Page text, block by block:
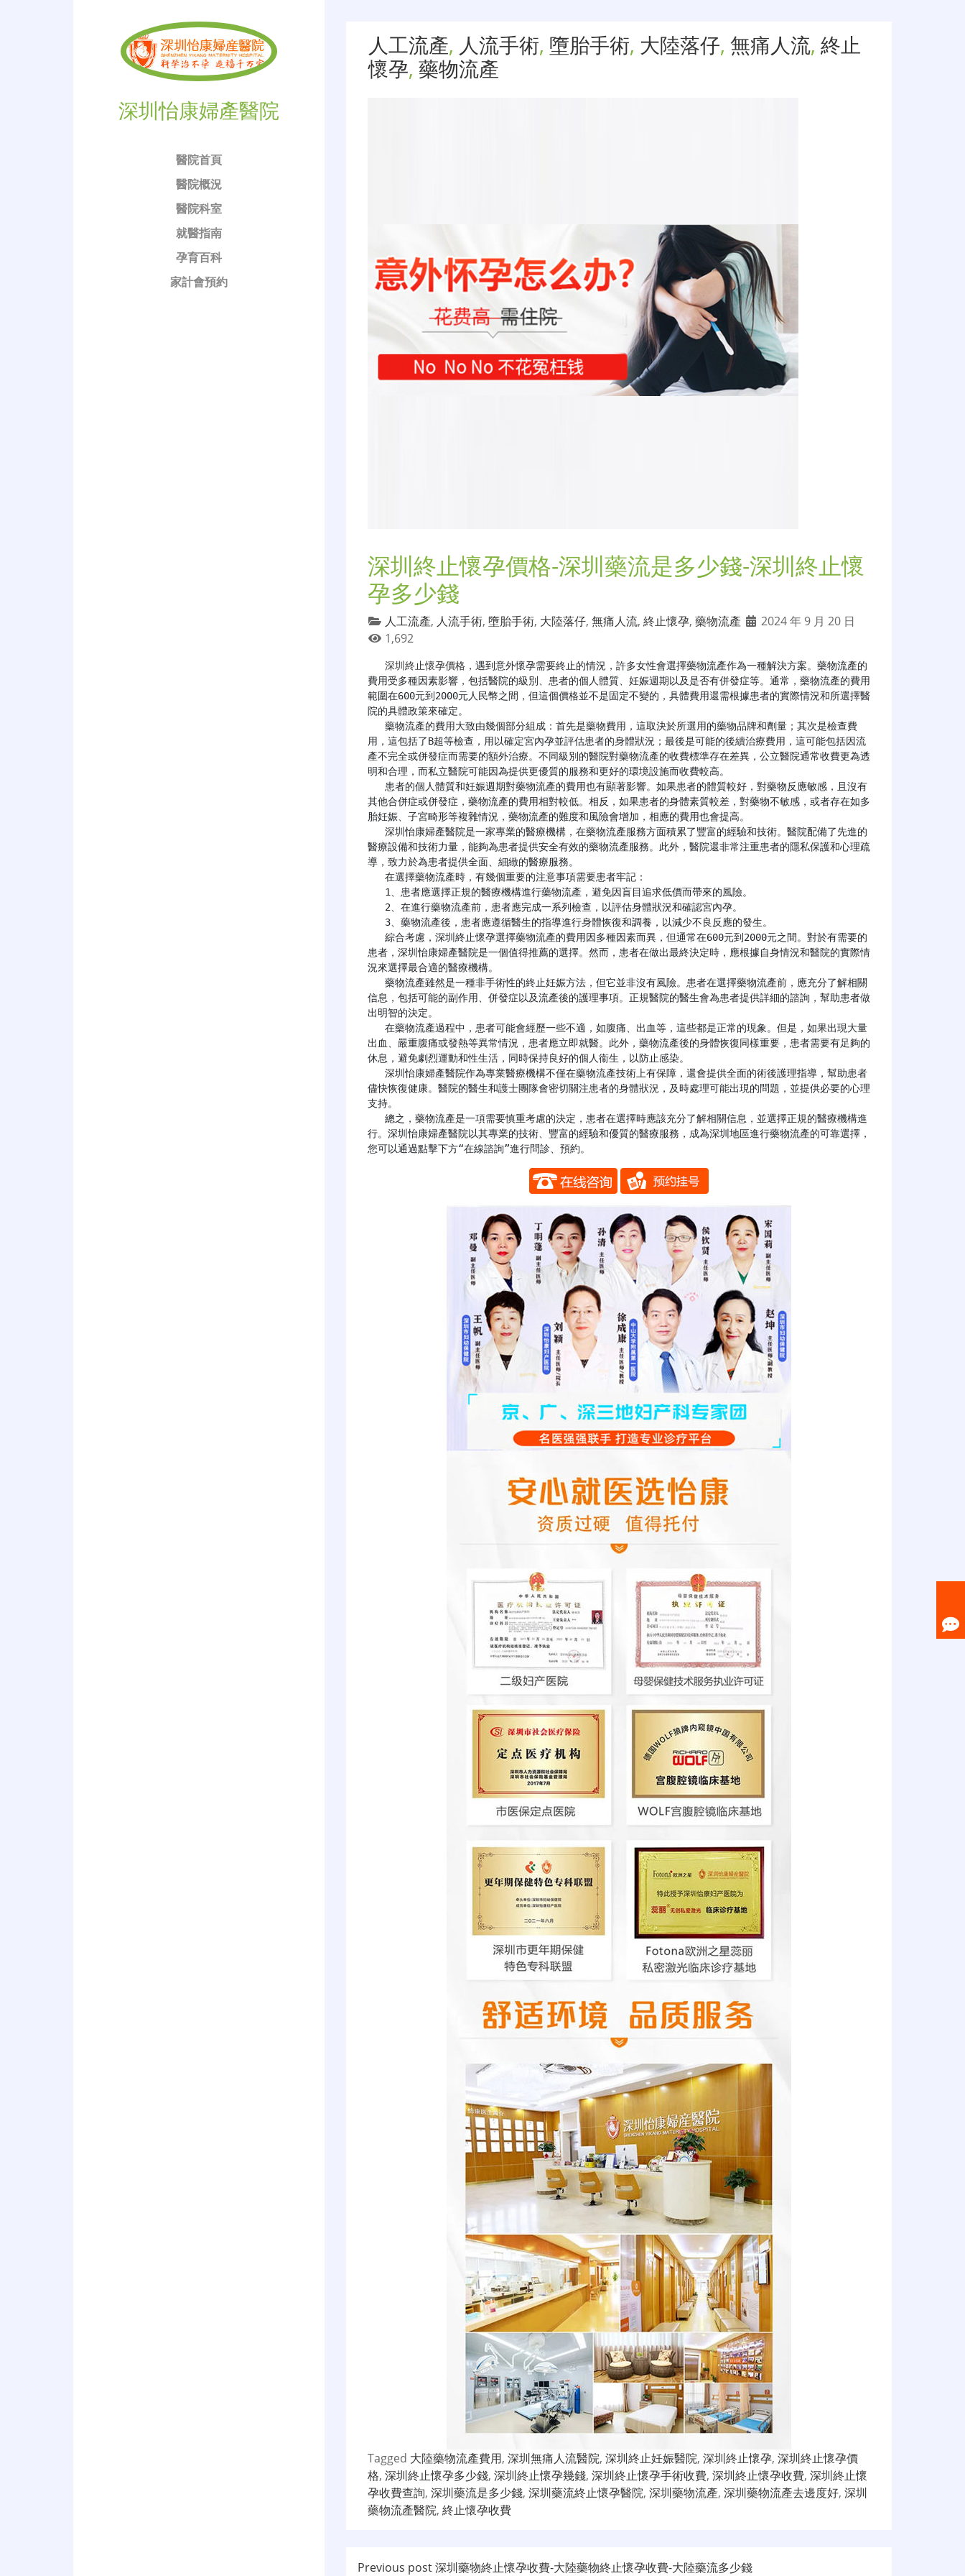
深圳怡康婦產醫院
醫院首頁
醫院概況
醫院科室
就醫指南
孕育百科
家計會預約
人工流產, 人流手術, 墮胎手術, 大陸落仔, 無痛人流, 終止
懷孕, 藥物流產
深圳終止懷孕價格-深圳藥流是多少錢-深圳終止懷
孕多少錢
人工流產, 人流手術, 墮胎手術, 大陸落仔, 無痛人流, 終止懷孕, 藥物流產
2024 年 9 月 20 日
1,692
深圳終止懷孕價格 ，遇到意外懷孕需要終止的情況，許多女性會選擇藥物流產作為一種解決方案。藥物流產的
費用受多種因素影響，包括醫院的級別、患者的個人體質、妊娠週期以及是否有併發症等。通常，藥物流產的費用
範圍在600元到2000元人民幣之間，但這個價格並不是固定不變的，具體費用還需根據患者的實際情況和所選擇醫
院的具體政策來確定。
用，這包括了B超等檢查，用以確定宮內孕並評估患者的身體狀況；最後是可能的後續治療費用，這可能包括因流
產不完全或併發症而需要的額外治療。不同級別的醫院對藥物流產的收費標準存在差異，公立醫院通常收費更為透
明和合理，而私立醫院可能因為提供更優質的服務和更好的環境設施而收費較高。
其他合併症或併發症，藥物流產的費用相對較低。相反，如果患者的身體素質較差，對藥物不敏感，或者存在如多
胎妊娠、子宮畸形等複雜情況，藥物流產的難度和風險會增加，相應的費用也會提高。
醫療設備和技術力量，能夠為患者提供安全有效的藥物流產服務。此外，醫院還非常注重患者的隱私保護和心理疏
導，致力於為患者提供全面、細緻的醫療服務。
患者，深圳怡康婦產醫院是一個值得推薦的選擇。然而，患者在做出最終決定時，應根據自身情況和醫院的實際情
況來選擇最合適的醫療機構。
信息，包括可能的副作用、併發症以及流產後的護理事項。正規醫院的醫生會為患者提供詳細的諮詢，幫助患者做
出明智的決定。
出血、嚴重腹痛或發熱等異常情況，患者應立即就醫。此外，藥物流產後的身體恢復同樣重要，患者需要有足夠的
休息，避免劇烈運動和性生活，同時保持良好的個人衞生，以防止感染。
儘快恢復健康。醫院的醫生和護士團隊會密切關注患者的身體狀況，及時處理可能出現的問題，並提供必要的心理
支持。
行。深圳怡康婦產醫院以其專業的技術、豐富的經驗和優質的醫療服務，成為深圳地區進行藥物流產的可靠選擇，
您可以通過點擊下方“在線諮詢”進行問診、預約。
Tagged 大陸藥物流產費用, 深圳無痛人流醫院, 深圳終止妊娠醫院, 深圳終止懷孕, 深圳終止懷孕價
格, 深圳終止懷孕多少錢, 深圳終止懷孕幾錢, 深圳終止懷孕手術收費, 深圳終止懷孕收費, 深圳終止懷
孕收費查詢, 深圳藥流是多少錢, 深圳藥流終止懷孕醫院, 深圳藥物流產, 深圳藥物流產去邊度好, 深圳
藥物流產醫院, 終止懷孕收費
Previous post深圳藥物終止懷孕收費-大陸藥物終止懷孕收費-大陸藥流多少錢